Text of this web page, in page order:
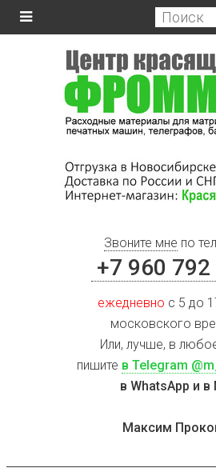
Звоните мне по
+7 960 792
ежедневно с 5 до
московского
Или, лучше, в
пишите в Telegram
в WhatsApp и в
Максим